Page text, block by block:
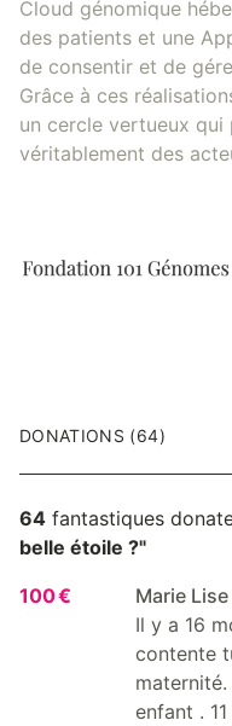
Cloud génomique
des patients et une
de consentir et de
Grâce à ces
un cercle vertueux qui
véritablement des
DONATIONS (64)
64 fantastiques
belle étoile ?"
100 €
Marie Lise
Il y a 16
contente
enfant .